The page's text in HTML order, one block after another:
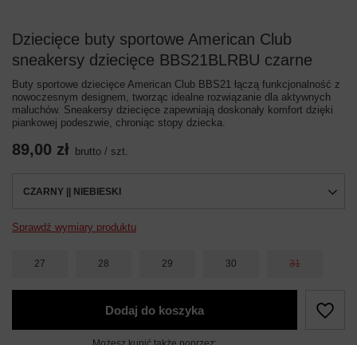
Dziecięce buty sportowe American Club
sneakersy dziecięce BBS21BLRBU czarne
Buty sportowe dziecięce American Club BBS21 łączą funkcjonalność z
nowoczesnym designem, tworząc idealne rozwiązanie dla aktywnych
maluchów. Sneakersy dziecięce zapewniają doskonały komfort dzięki
piankowej podeszwie, chroniąc stopy dziecka.
89,00 zł brutto / szt.
CZARNY || NIEBIESKI
Sprawdź wymiary produktu
27 28 29 30 31
Dodaj do koszyka